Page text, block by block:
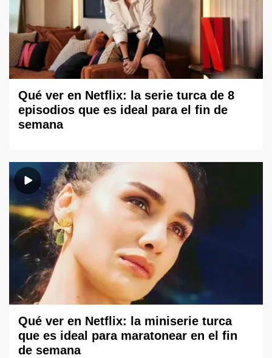
Qué ver en Netflix: la serie turca de 8
episodios que es ideal para el fin de
semana
Qué ver en Netflix: la miniserie turca
que es ideal para maratonear en el fin
de semana